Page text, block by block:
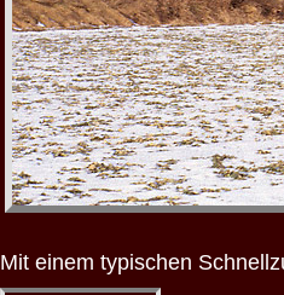
Mit einem typischen